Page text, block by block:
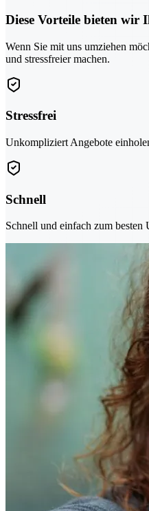
Diese Vorteile bieten wir
Wenn Sie mit uns umziehen
und stressfreier machen.
Stressfrei
Unkompliziert Angebote
Schnell
Schnell und einfach zum besten